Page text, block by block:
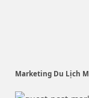
Marketing Du Lịch